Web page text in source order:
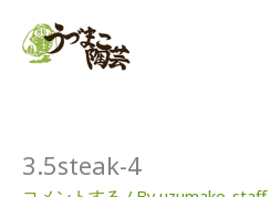
3.5steak-4